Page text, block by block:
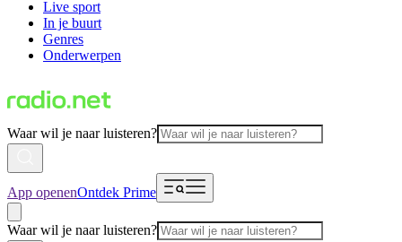
Live sport
In je buurt
Genres
Onderwerpen
Waar wil je naar luisteren?
App openenOntdek Prime
Waar wil je naar luisteren?